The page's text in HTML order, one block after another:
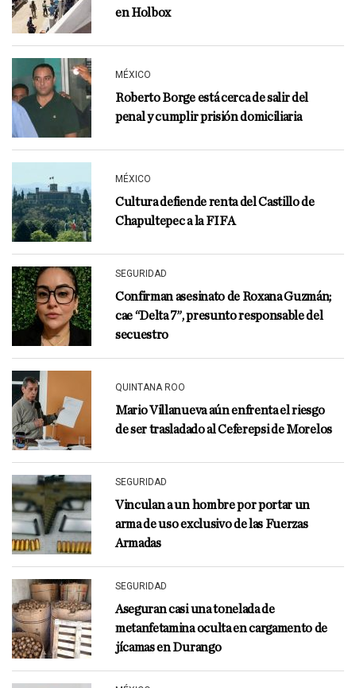
en Holbox
MÉXICO
Roberto Borge está cerca de salir del
penal y cumplir prisión domiciliaria
MÉXICO
Cultura defiende renta del Castillo de
Chapultepec a la FIFA
SEGURIDAD
Confirman asesinato de Roxana Guzmán;
cae “Delta 7”, presunto responsable del
secuestro
QUINTANA ROO
Mario Villanueva aún enfrenta el riesgo
de ser trasladado al Ceferepsi de Morelos
SEGURIDAD
Vinculan a un hombre por portar un
arma de uso exclusivo de las Fuerzas
Armadas
SEGURIDAD
Aseguran casi una tonelada de
metanfetamina oculta en cargamento de
jícamas en Durango